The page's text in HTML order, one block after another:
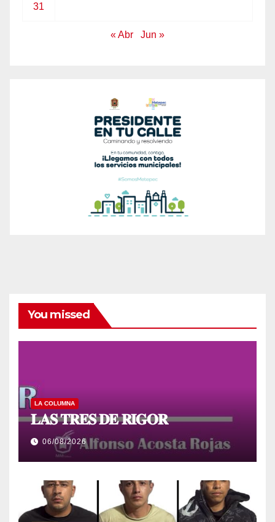
31
« Abr Jun »
You missed
LA COLUMNA
𝐋𝐀𝐒 𝐓𝐑𝐄𝐒 𝐃𝐄 𝐑𝐈𝐆𝐎𝐑
06/08/2026